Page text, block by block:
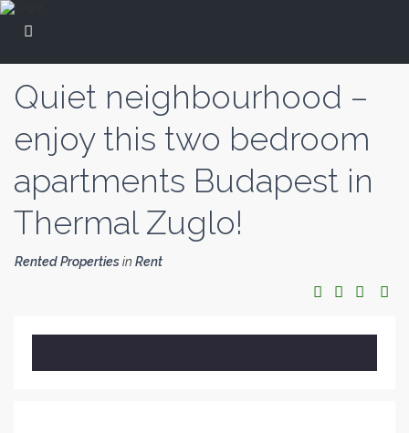
Quiet neighbourhood –
enjoy this two bedroom
apartments Budapest in
Thermal Zuglo!
Rented Propertiesin Rent